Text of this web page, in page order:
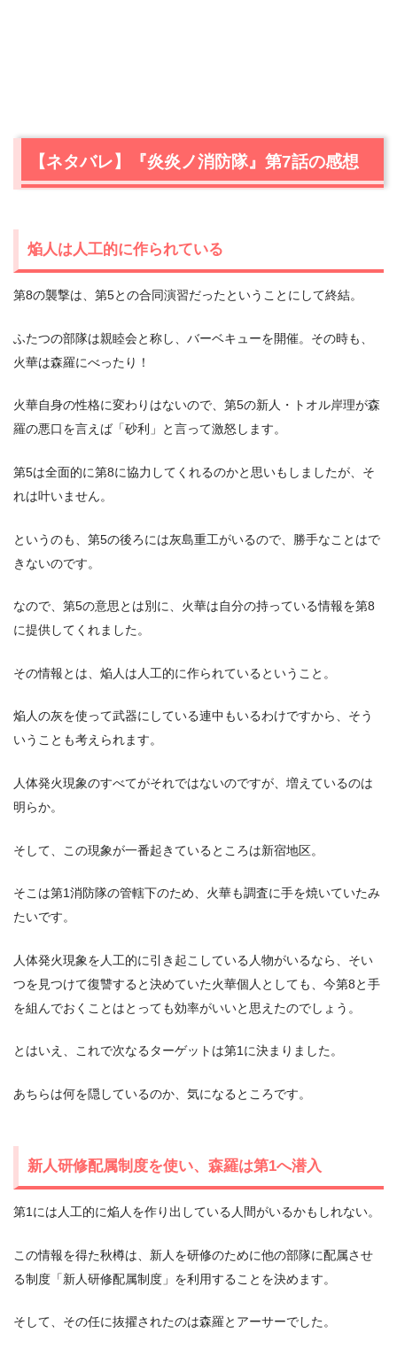
【ネタバレ】『炎炎ノ消防隊』第7話の感想
焔人は人工的に作られている
第8の襲撃は、第5との合同演習だったということにして終結。
ふたつの部隊は親睦会と称し、バーベキューを開催。その時も、
火華は森羅にべったり！
火華自身の性格に変わりはないので、第5の新人・トオル岸理が森
羅の悪口を言えば「砂利」と言って激怒します。
第5は全面的に第8に協力してくれるのかと思いもしましたが、そ
れは叶いません。
というのも、第5の後ろには灰島重工がいるので、勝手なことはで
きないのです。
なので、第5の意思とは別に、火華は自分の持っている情報を第8
に提供してくれました。
その情報とは、焔人は人工的に作られているということ。
焔人の灰を使って武器にしている連中もいるわけですから、そう
いうことも考えられます。
人体発火現象のすべてがそれではないのですが、増えているのは
明らか。
そして、この現象が一番起きているところは新宿地区。
そこは第1消防隊の管轄下のため、火華も調査に手を焼いていたみ
たいです。
人体発火現象を人工的に引き起こしている人物がいるなら、そい
つを見つけて復讐すると決めていた火華個人としても、今第8と手
を組んでおくことはとっても効率がいいと思えたのでしょう。
とはいえ、これで次なるターゲットは第1に決まりました。
あちらは何を隠しているのか、気になるところです。
新人研修配属制度を使い、森羅は第1へ潜入
第1には人工的に焔人を作り出している人間がいるかもしれない。
この情報を得た秋樽は、新人を研修のために他の部隊に配属させ
る制度「新人研修配属制度」を利用することを決めます。
そして、その任に抜擢されたのは森羅とアーサーでした。